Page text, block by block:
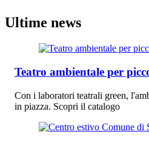
Ultime news
Teatro ambientale per
Con i laboratori teatrali green,
in piazza. Scopri il catalogo